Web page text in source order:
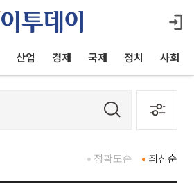
산업 경제 국제 정치 사회
최신순
정확도순